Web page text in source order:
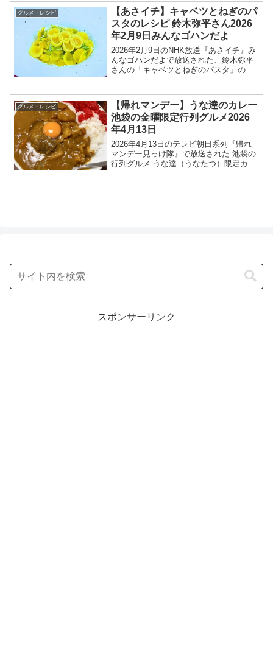
介された最新情報をもとに、コンビニ、
スーパー...
グルメ・レシピ
【あさイチ】キャベツとねぎのパ
スタのレシピ 鈴木弥平さん2026
年2月9日みんなゴハンだよ
2026年2月9日のNHK放送『あさイチ』み
んなゴハンだよで放送された、鈴木弥平
さんの「キャベツとねぎのパスタ」のレ
ーナーシェフの鈴木弥平さんが登場！ミ
ラノ・コルティ...
グルメ・レシピ
【帰れマンデー】うな達のカレー
池袋の金曜限定行列グルメ2026
年4月13日
2026年4月13日のテレビ朝日系列『帰れ
マンデー見っけ隊』で放送された 池袋の
行列グルメ うな達（うなたつ）限定カレ
スポンサーリンク